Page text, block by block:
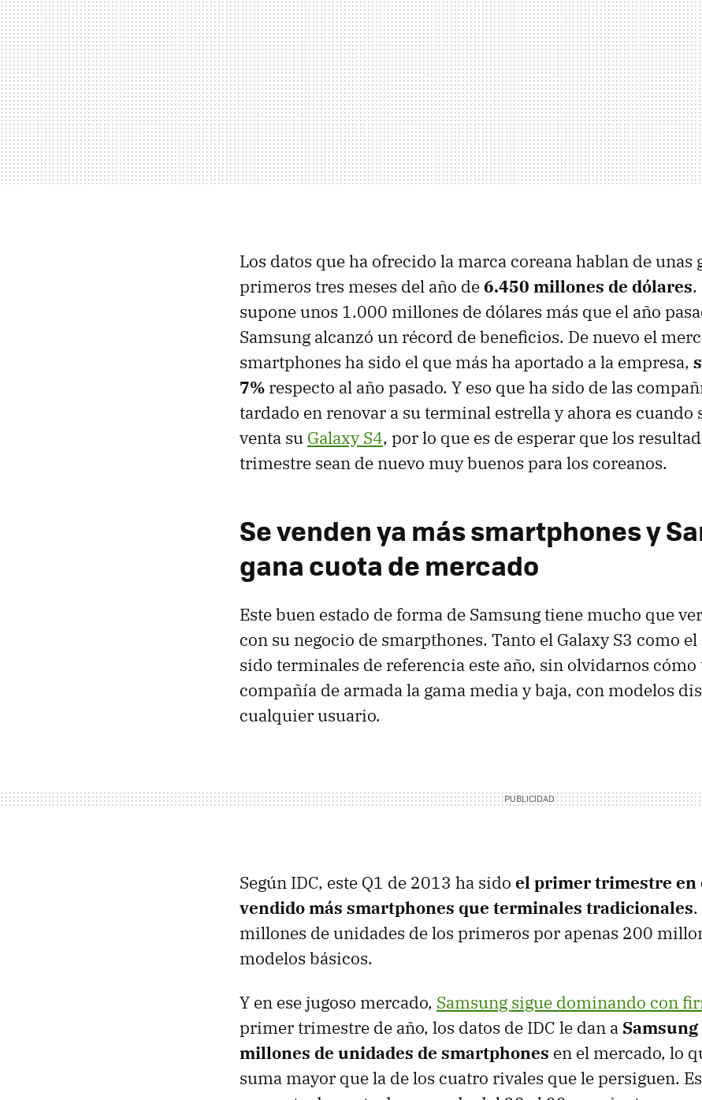
Los datos que ha ofrecido la marca coreana hablan de unas
primeros tres meses del año de6.450 millones de dólares.
supone unos 1.000 millones de dólares más que el año
Samsung alcanzó un récord de beneficios. De nuevo el
smartphones ha sido el que más ha aportado a la empresa,
7% respecto al año pasado. Y eso que ha sido de las
tardado en renovar a su terminal estrella y ahora es cuando
venta su Galaxy S4, por lo que es de esperar que los
trimestre sean de nuevo muy buenos para los coreanos.
Se venden ya más smartphones y
gana cuota de mercado
Este buen estado de forma de Samsung tiene mucho que
con su negocio de smarpthones. Tanto el Galaxy S3 como
sido terminales de referencia este año, sin olvidarnos cómo
compañía de armada la gama media y baja, con modelos
cualquier usuario.
Según IDC, este Q1 de 2013 ha sido el primer trimestre en
vendido más smartphones que terminales tradicionales
millones de unidades de los primeros por apenas 200
modelos básicos.
Y en ese jugoso mercado, Samsung sigue dominando con
primer trimestre de año, los datos de IDC le dan a
millones de unidades de smartphones en el mercado, lo
suma mayor que la de los cuatro rivales que le persiguen.